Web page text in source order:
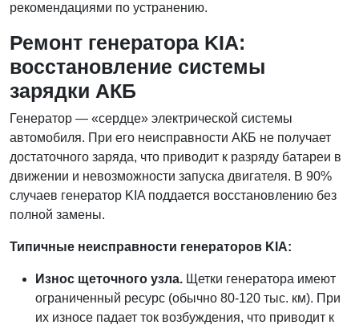
рекомендациями по устранению.
Ремонт генератора KIA:
восстановление системы
зарядки АКБ
Генератор — «сердце» электрической системы
автомобиля. При его неисправности АКБ не получает
достаточного заряда, что приводит к разряду батареи в
движении и невозможности запуска двигателя. В 90%
случаев генератор KIA поддается восстановлению без
полной замены.
Типичные неисправности генераторов KIA:
Износ щеточного узла. Щетки генератора имеют
ограниченный ресурс (обычно 80-120 тыс. км). При
их износе падает ток возбуждения, что приводит к